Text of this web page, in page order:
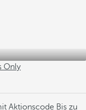
Only
Aktionscode Bis zu